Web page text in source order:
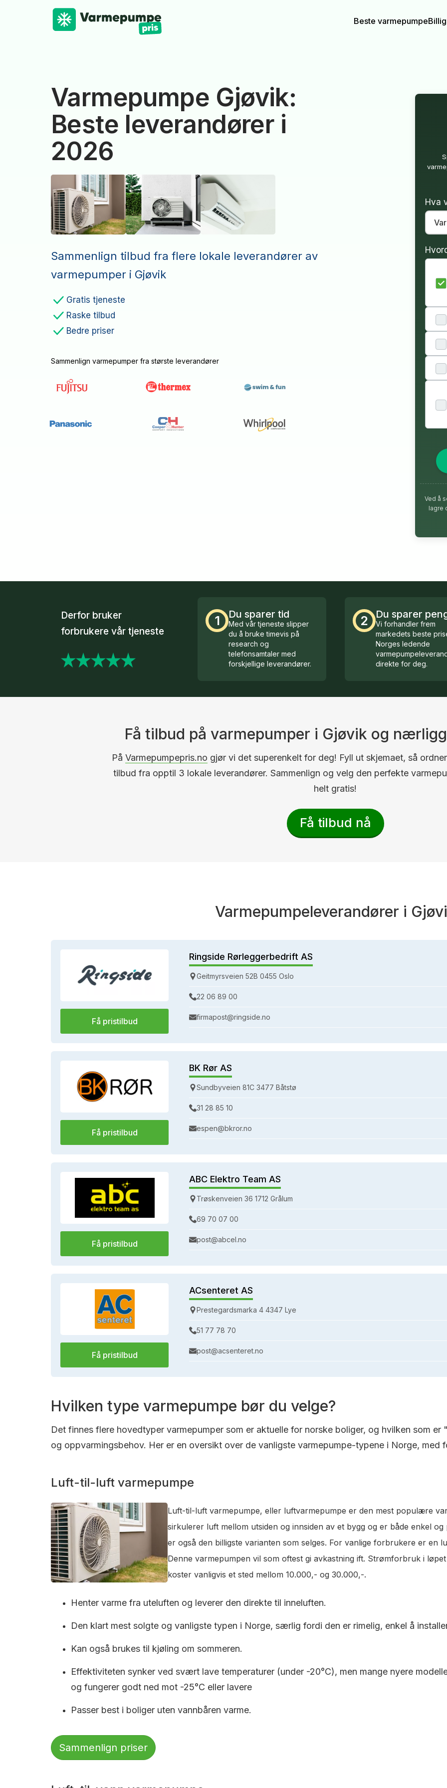
Beste varmepumpe
Varmepumpe Gjøvik:
Beste leverandører i
2026
Sammenlign tilbud fra flere lokale leverandører av
varmepumper i Gjøvik
Gratis tjeneste
Raske tilbud
Bedre priser
Sammenlign varmepumper fra største leverandører
Hva
Ved å
lagre
Derfor bruker
forbrukere vår tjeneste
1 Du sparer tid
Med vår tjeneste slipper
du å bruke timevis på
research og
telefonsamtaler med
forskjellige leverandører.
2 Du sparer
Vi forhandler frem
markedets beste
Norges ledende
direkte for deg.
Få tilbud på varmepumper i Gjøvik og
På Varmepumpepris.no gjør vi det superenkelt for deg! Fyll ut skjemaet, så
tilbud fra opptil 3 lokale leverandører. Sammenlign og velg den perfekte
helt gratis!
Få tilbud nå
Varmepumpeleverandører i
Få pristilbud
Ringside Rørleggerbedrift AS
Geitmyrsveien 52B 0455 Oslo
22 06 89 00
firmapost@ringside.no
Få pristilbud
BK Rør AS
Sundbyveien 81C 3477 Båtstø
31 28 85 10
espen@bkror.no
Få pristilbud
ABC Elektro Team AS
Trøskenveien 36 1712 Grålum
69 70 07 00
post@abcel.no
Få pristilbud
ACsenteret AS
Prestegardsmarka 4 4347 Lye
51 77 78 70
post@acsenteret.no
Hvilken type varmepumpe bør du velge?
Det finnes flere hovedtyper varmepumper som er aktuelle for norske boliger, og hvilken som er
og oppvarmingsbehov. Her er en oversikt over de vanligste varmepumpe-typene i Norge, med
Luft-til-luft varmepumpe
Luft-til-luft varmepumpe, eller luftvarmepumpe er den mest populære
sirkulerer luft mellom utsiden og innsiden av et bygg og er både enkel
er også den billigste varianten som selges. For vanlige forbrukere er en
Denne varmepumpen vil som oftest gi avkastning ift. Strømforbruk i
koster vanligvis et sted mellom 10.000,- og 30.000,-.
Henter varme fra uteluften og leverer den direkte til inneluften.
Den klart mest solgte og vanligste typen i Norge, særlig fordi den er rimelig, enkel å
Kan også brukes til kjøling om sommeren.
Effektiviteten synker ved svært lave temperaturer (under -20°C), men mange nyere
og fungerer godt ned mot -25°C eller lavere
Passer best i boliger uten vannbåren varme.
Sammenlign priser